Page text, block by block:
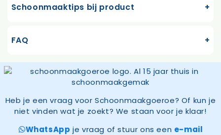
Schoonmaaktips bij product
FAQ
Heb je een vraag voor Schoonmaakgoeroe? Of kun je
niet vinden wat je zoekt? We staan voor je klaar!
WhatsApp je vraag of stuur ons een e-mail